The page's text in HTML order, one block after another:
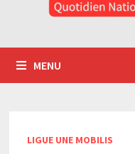
MENU
LIGUE UNE MOBILIS